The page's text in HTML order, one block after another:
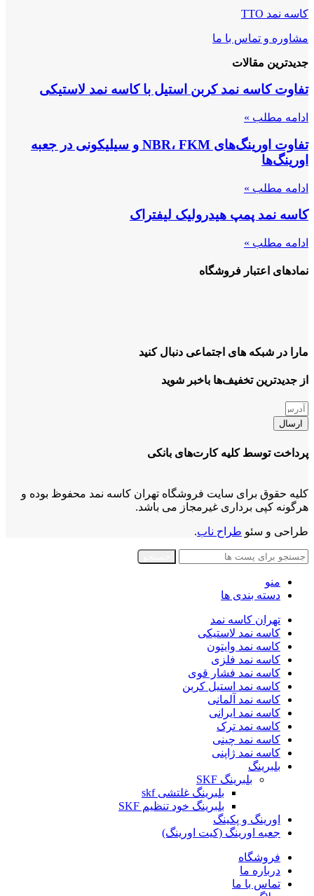
کاسه نمد TTO
مشاوره و تماس با ما
جدیدترین مقالات
تفاوت کاسه نمد کربن استیل با کاسه نمد لاستیکی
ادامه مطلب »
تفاوت اورینگ‌های NBR، FKM و سیلیکونی در جعبه
اورینگ‌ها
ادامه مطلب »
کاسه نمد پمپ هیدرولیک لیفتراک
ادامه مطلب »
نمادهای اعتبار فروشگاه
مارا در شبکه های اجتماعی دنبال کنید
از جدیدترین تخفیف‌ها باخبر شوید
ارسال
پرداخت توسط کلیه کارت‌های بانکی
کلیه حقوق برای سایت فروشگاه تهران کاسه نمد محفوظ بوده و
هرگونه کپی برداری غیرمجاز می باشد.
طراحی و سئو طراح ناب.
منو
دسته بندی ها
تهران کاسه نمد
کاسه نمد لاستیکی
کاسه نمد وایتون
کاسه نمد فلزی
کاسه نمد فشار قوی
کاسه نمد استیل کربن
کاسه نمد آلمانی
کاسه نمد ایرانی
کاسه نمد ترک
کاسه نمد چینی
کاسه نمد ژاپنی
بلبرینگ
بلبرینگ SKF
بلبرینگ غلتشی skf
بلبرینگ خود تنظیم SKF
اورینگ و پکینگ
جعبه اورینگ (کیت اورینگ)
فروشگاه
درباره ما
تماس با ما